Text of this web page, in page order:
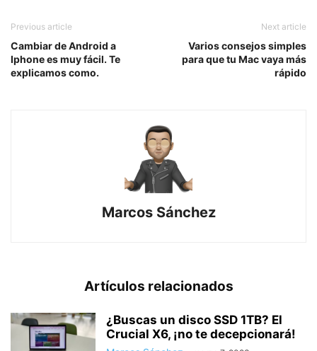
Previous article
Cambiar de Android a
Iphone es muy fácil. Te
explicamos como.
Next article
Varios consejos simples
para que tu Mac vaya más
rápido
Marcos Sánchez
Artículos relacionados
¿Buscas un disco SSD 1TB? El
Crucial X6, ¡no te decepcionará!